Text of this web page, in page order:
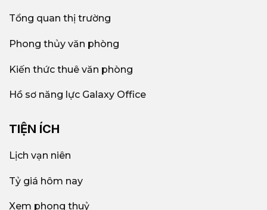
Tổng quan thị trường
Phong thủy văn phòng
Kiến thức thuê văn phòng
Hồ sơ năng lực Galaxy Office
TIỆN ÍCH
Lịch vạn niên
Tỷ giá hôm nay
Xem phong thuỷ